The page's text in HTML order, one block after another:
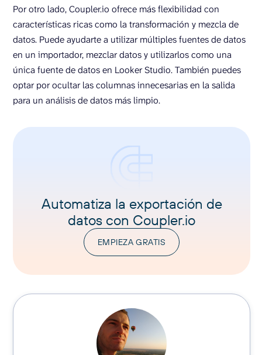
Por otro lado, Coupler.io ofrece más flexibilidad con
características ricas como la transformación y mezcla de
datos. Puede ayudarte a utilizar múltiples fuentes de datos
en un importador, mezclar datos y utilizarlos como una
única fuente de datos en Looker Studio. También puedes
optar por ocultar las columnas innecesarias en la salida
para un análisis de datos más limpio.
Automatiza la exportación de
datos con Coupler.io
EMPIEZA GRATIS